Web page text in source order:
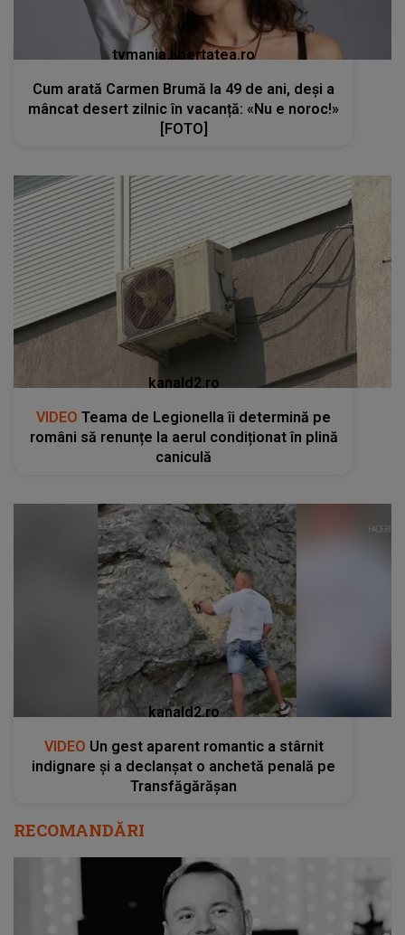
tvmania.libertatea.ro
Cum arată Carmen Brumă la 49 de ani, deși a
mâncat desert zilnic în vacanță: «Nu e noroc!»
[FOTO]
kanald2.ro
VIDEO Teama de Legionella îi determină pe
români să renunțe la aerul condiționat în plină
caniculă
kanald2.ro
VIDEO Un gest aparent romantic a stârnit
indignare și a declanșat o anchetă penală pe
Transfăgărășan
RECOMANDĂRI